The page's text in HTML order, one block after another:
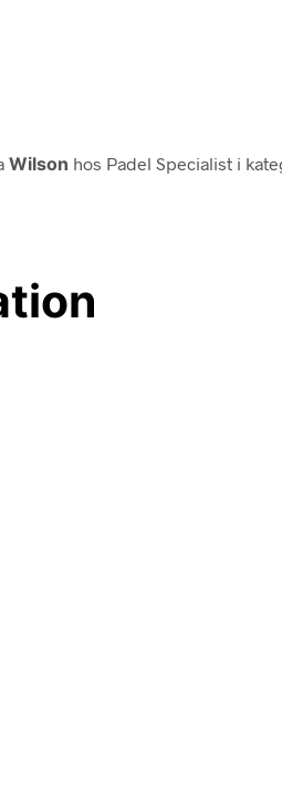
Wilson hos Padel Specialist i